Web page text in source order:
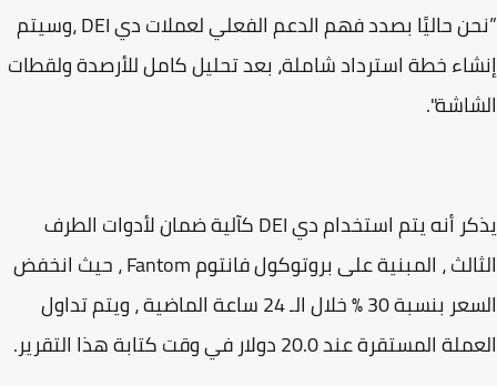
”نحن حاليًا بصدد فهم الدعم الفعلي لعملات دي DEI ،وسيتم
خطة استرداد شاملة، بعد تحليل كامل للأرصدة ولقطات
يذكر أنه يتم استخدام دي DEI كآلية ضمان لأدوات الطرف
الثالث ، المبنية على بروتوكول فانتوم Fantom ، حيث انخفض
السعر بنسبة 30 ٪ خلال الـ 24 ساعة الماضية ، ويتم تداول
عند 20.0 دولار في وقت كتابة هذا التقرير.